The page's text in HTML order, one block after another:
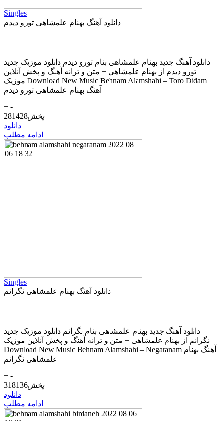
Singles
دانلود آهنگ بهنام علمشاهی تورو دیدم
دانلود آهنگ جديد بهنام علمشاهی بنام تورو دیدم دانلود موزیک جديد
تورو دیدم از بهنام علمشاهی + متن و ترانه آهنگ و پخش آنلاين
موزيک Download New Music Behnam Alamshahi – Toro Didam
آهنگ بهنام علمشاهی تورو دیدم
+ -
پخش281428
دانلود
ادامه مطلب
Singles
دانلود آهنگ بهنام علمشاهی نگرانم
دانلود آهنگ جديد بهنام علمشاهی بنام نگرانم دانلود موزیک جديد
نگرانم از بهنام علمشاهی + متن و ترانه آهنگ و پخش آنلاين موزيک
Download New Music Behnam Alamshahi – Negaranam آهنگ بهنام
علمشاهی نگرانم
+ -
پخش318136
دانلود
ادامه مطلب